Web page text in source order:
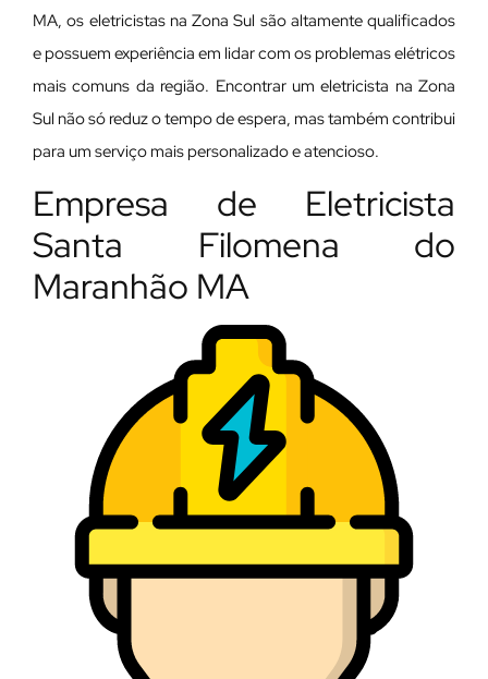
MA, os eletricistas na Zona Sul são altamente qualificados
e possuem experiência em lidar com os problemas elétricos
mais comuns da região. Encontrar um eletricista na Zona
Sul não só reduz o tempo de espera, mas também contribui
para um serviço mais personalizado e atencioso.
Empresa de Eletricista
Santa Filomena do
Maranhão MA